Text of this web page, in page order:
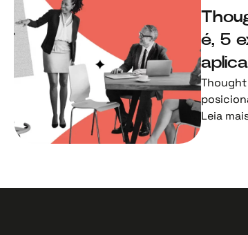
é, 5
Thought
Leia